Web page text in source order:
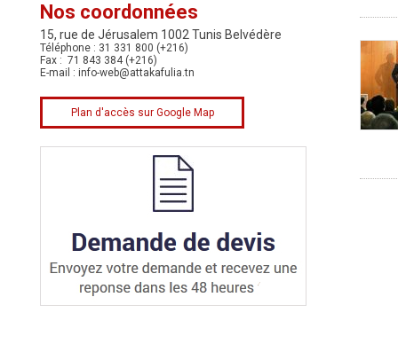
Nos coordonnées
15, rue de Jérusalem 1002 Tunis Belvédère
Téléphone : 31 331 800 (+216)
Fax : 71 843 384 (+216)
E-mail : info-web@attakafulia.tn
Plan d'accès sur Google Map